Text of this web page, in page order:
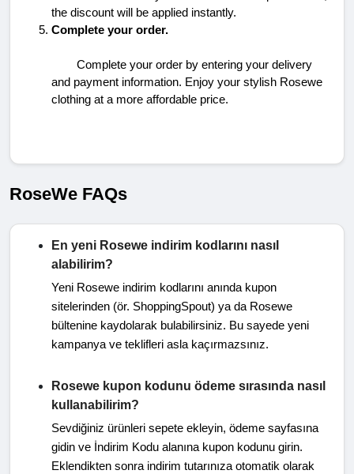
the discount will be applied instantly.
Complete your order.
Complete your order by entering your delivery
and payment information. Enjoy your stylish Rosewe
clothing at a more affordable price.
RoseWe FAQs
En yeni Rosewe indirim kodlarını nasıl
alabilirim?
Yeni Rosewe indirim kodlarını anında kupon
sitelerinden (ör. ShoppingSpout) ya da Rosewe
bültenine kaydolarak bulabilirsiniz. Bu sayede yeni
kampanya ve teklifleri asla kaçırmazsınız.
Rosewe kupon kodunu ödeme sırasında nasıl
kullanabilirim?
Sevdiğiniz ürünleri sepete ekleyin, ödeme sayfasına
gidin ve İndirim Kodu alanına kupon kodunu girin.
Eklendikten sonra indirim tutarınıza otomatik olarak